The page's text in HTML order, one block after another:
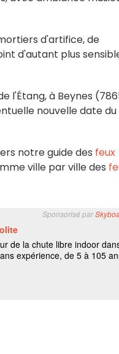
d'artifice, de
d'autant plus
l'Étang, à Beynes
nouvelle date
notre guide des feux
ville par ville des